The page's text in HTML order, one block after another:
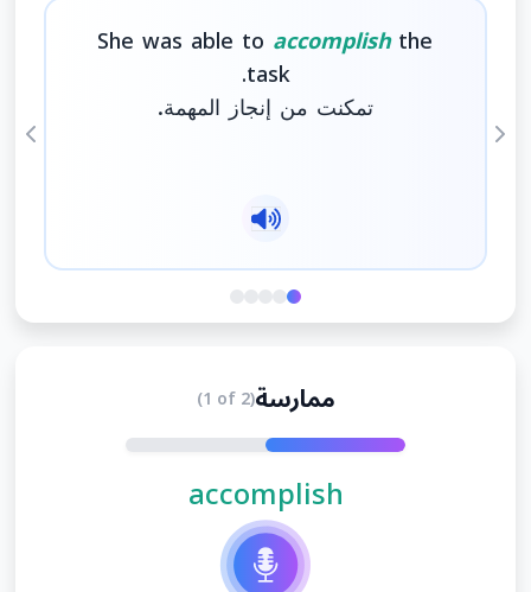
She was able to accomplishthe
task.
تمكنت من إنجاز المهمة.
Next
ممارسة(1 of 2)
accomplish